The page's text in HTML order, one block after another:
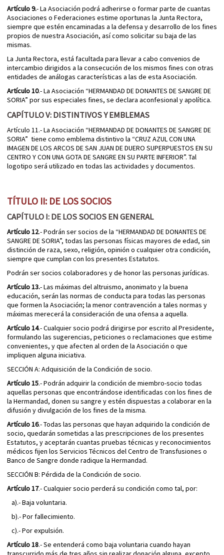
Artículo 9.- La Asociación podrá adherirse o formar parte de cuantas
Asociaciones o Federaciones estime oportunas la Junta Rectora,
siempre que estén encaminadas a la defensa y desarrollo de los fines
propios de nuestra Asociación, así como solicitar su baja de las
mismas.
La Junta Rectora, está facultada para llevar a cabo convenios de
intercambio dirigidos a la consecución de los mismos fines con otras
entidades de análogas características a las de esta Asociación.
Artículo 10.- La Asociación “HERMANDAD DE DONANTES DE SANGRE DE
SORIA” por sus especiales fines, se declara aconfesional y apolítica.
CAPÍTULO V: DISTINTIVOS Y EMBLEMAS
Artículo 11.- La Asociación “HERMANDAD DE DONANTES DE SANGRE DE
SORIA” tiene como emblema distintivo la “CRUZ AZUL CON UNA
IMAGEN DE LOS ARCOS DE SAN JUAN DE DUERO SUPERPUESTOS EN SU
CENTRO Y CON UNA GOTA DE SANGRE EN SU PARTE INFERIOR”. Tal
logotipo será utilizado en todas las actividades y documentos.
TÍTULO II: DE LOS SOCIOS
CAPÍTULO I: DE LOS SOCIOS EN GENERAL
Artículo 12.- Podrán ser socios de la “HERMANDAD DE DONANTES DE
SANGRE DE SORIA”, todas las personas físicas mayores de edad, sin
distinción de raza, sexo, religión, opinión o cualquier otra condición,
siempre que cumplan con los presentes Estatutos.
Podrán ser socios colaboradores y de honor las personas jurídicas.
Artículo 13.- Las máximas del altruismo, anonimato y la buena
educación, serán las normas de conducta para todas las personas
que formen la Asociación; la menor contravención a tales normas y
máximas merecerá la consideración de una ofensa a aquella.
Artículo 14.- Cualquier socio podrá dirigirse por escrito al Presidente,
formulando las sugerencias, peticiones o reclamaciones que estime
convenientes, y que afecten al orden de la Asociación o que
impliquen alguna iniciativa.
SECCIÓN A: Adquisición de la Condición de socio.
Artículo 15.- Podrán adquirir la condición de miembro-socio todas
aquellas personas que encontrándose identificadas con los fines de
la Hermandad, donen su sangre y estén dispuestas a colaborar en la
difusión y divulgación de los fines de la misma.
Artículo 16.- Todas las personas que hayan adquirido la condición de
socio, quedarán sometidas a las prescripciones de los presentes
Estatutos, y aceptarán cuantas pruebas técnicas y reconocimientos
médicos fijen los Servicios Técnicos del Centro de Transfusiones o
Banco de Sangre donde radique la Hermandad.
SECCIÓN B: Pérdida de la Condición de socio.
Artículo 17.- Cualquier socio perderá su condición como tal, por:
a).- Baja voluntaria.
b).- Por fallecimiento.
c).- Por expulsión.
Artículo 18.- Se entenderá como baja voluntaria cuando hayan